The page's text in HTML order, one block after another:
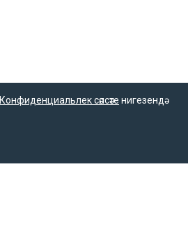
Конфиденциальлек сәясәте нигезендә